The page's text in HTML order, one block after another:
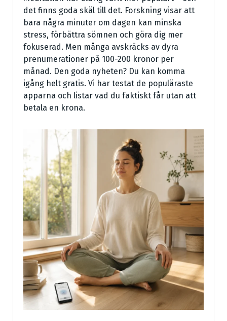
det finns goda skäl till det. Forskning visar att
bara några minuter om dagen kan minska
stress, förbättra sömnen och göra dig mer
fokuserad. Men många avskräcks av dyra
prenumerationer på 100-200 kronor per
månad. Den goda nyheten? Du kan komma
igång helt gratis. Vi har testat de populäraste
apparna och listar vad du faktiskt får utan att
betala en krona.